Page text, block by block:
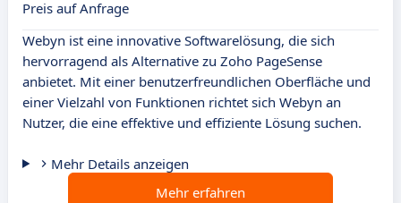
Preis auf Anfrage
Webyn ist eine innovative Softwarelösung, die sich
hervorragend als Alternative zu Zoho PageSense
anbietet. Mit einer benutzerfreundlichen Oberfläche und
einer Vielzahl von Funktionen richtet sich Webyn an
Nutzer, die eine effektive und effiziente Lösung suchen.
Mehr Details anzeigen
Mehr erfahren